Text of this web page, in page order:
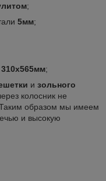
;
5мм;
310х565мм;
и зольного
колосник не
Таким образом мы имеем
и высокую